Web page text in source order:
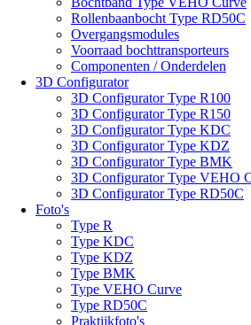
Rollenbaanbocht Type RD50C
Overgangsmodules
Voorraad bochttransporteurs
Componenten / Onderdelen
3D Configurator
3D Configurator Type R100
3D Configurator Type R150
3D Configurator Type KDC
3D Configurator Type KDZ
3D Configurator Type BMK
3D Configurator Type VEHO
3D Configurator Type RD50C
Foto's
Type R
Type KDC
Type KDZ
Type BMK
Type VEHO Curve
Type RD50C
Praktijkfoto's